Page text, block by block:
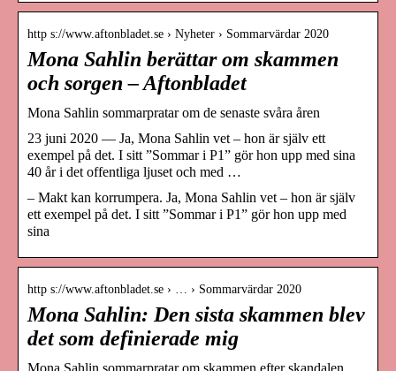
http s://www.aftonbladet.se › Nyheter › Sommarvärdar 2020
Mona Sahlin berättar om skammen
och sorgen – Aftonbladet
Mona Sahlin sommarpratar om de senaste svåra åren
23 juni 2020 — Ja, Mona Sahlin vet – hon är själv ett
exempel på det. I sitt ”Sommar i P1” gör hon upp med sina
40 år i det offentliga ljuset och med …
– Makt kan korrumpera. Ja, Mona Sahlin vet – hon är själv
ett exempel på det. I sitt ”Sommar i P1” gör hon upp med
sina
http s://www.aftonbladet.se › … › Sommarvärdar 2020
Mona Sahlin: Den sista skammen blev
det som definierade mig
Mona Sahlin sommarpratar om skammen efter skandalen